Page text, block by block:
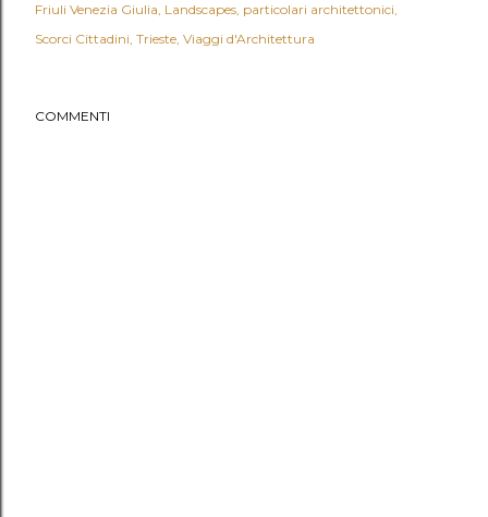
Friuli Venezia Giulia Landscapes particolari architettonici
Scorci Cittadini Trieste Viaggi d'Architettura
COMMENTI